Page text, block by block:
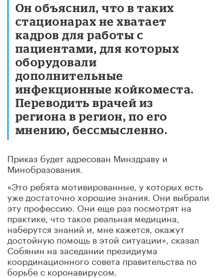
Он объяснил, что в таких
стационарах не хватает
кадров для работы с
пациентами, для которых
оборудовали
дополнительные
инфекционные койкоместа.
Переводить врачей из
региона в регион, по его
мнению, бессмысленно.
Приказ будет адресован Минздраву и
Минобразования.
«Это ребята мотивированные, у которых есть
уже достаточно хорошие знания. Они выбрали
эту профессию. Они еще раз посмотрят на
практике, что такое реальная медицина,
наберутся знаний и, мне кажется, окажут
достойную помощь в этой ситуации», сказал
Собянин на заседании президиума
координационного совета правительства по
борьбе с коронавирусом.